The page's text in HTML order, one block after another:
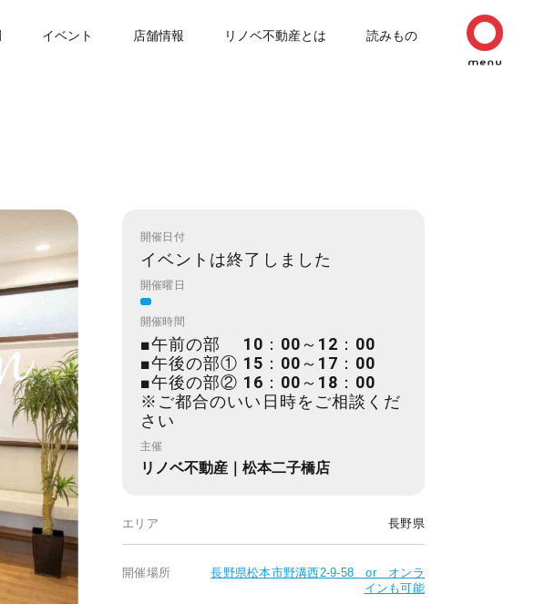
イベント 店舗情報 リノベ不動産とは 読みもの
開催日付
イベントは終了しました
開催曜日
開催時間
■午前の部 10：00～12：00
■午後の部① 15：00～17：00
■午後の部② 16：00～18：00
※ご都合のいい日時をご相談くだ
さい
主催
リノベ不動産｜松本二子橋店
エリア 長野県
開催場所
長野県松本市野溝西2-9-58 or オンラ
インも可能